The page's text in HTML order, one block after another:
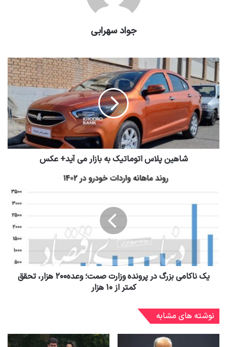
جواد سهرابی
شاهین پلاس اتوماتیک به بازار می آید+ عکس
یک ناکامی بزرگ در پرونده وزارت صمت؛ وعده۲۰۰ هزار، تحقق
کمتر از ۱۰ هزار
نوشته های مشابه